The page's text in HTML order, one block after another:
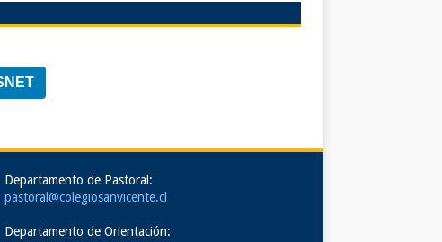
Departamento de Pastoral:
pastoral@colegiosanvicente.cl
Departamento de Orientación: